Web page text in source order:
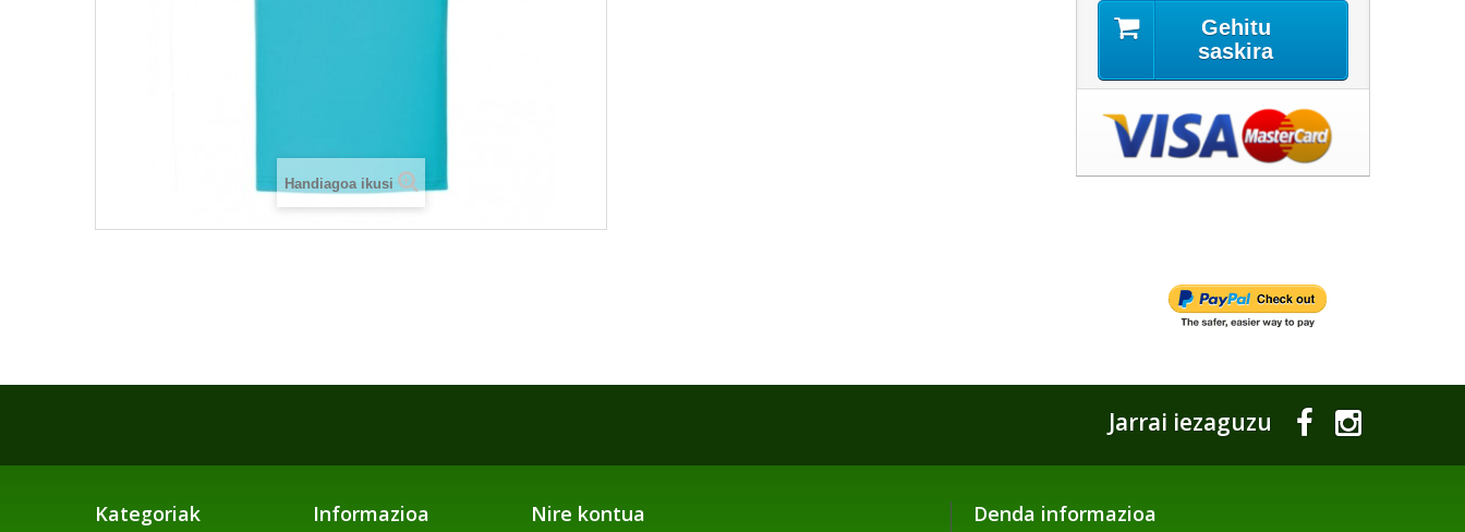
Handiagoa ikusi
Gehitu
saskira
Jarrai iezaguzu
Kategoriak Informazioa Nire kontua Denda informazioa